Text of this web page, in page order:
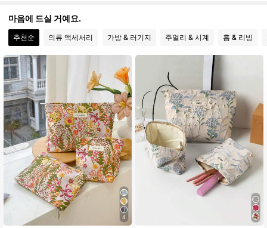
4.94 8.7K 팔로워
4.94 8.7K 팔로워
4.94 8.7K 팔로워
4.94 8.7K 팔로워
4.94
마음에 드실 거예요.
추천순 의류 액세서리 가방 & 러기지 주얼리 & 시계 홈 & 리빙
4